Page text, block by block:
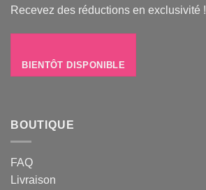
Recevez des réductions en exclusivité !
BIENTÔT DISPONIBLE
BOUTIQUE
FAQ
Livraison